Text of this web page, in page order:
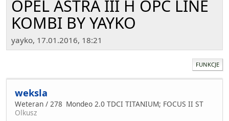
OPEL ASTRA III H OPC LINE
KOMBI BY YAYKO
yayko, 17.01.2016, 18:21
FUNKCJE
weksla
Weteran / 278 Mondeo 2.0 TDCI TITANIUM; FOCUS II ST
Olkusz